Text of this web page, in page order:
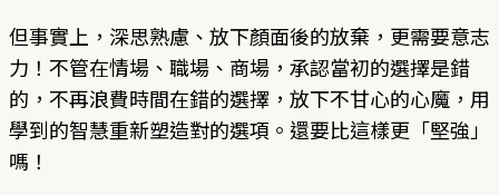
但事實上，深思熟慮、放下顏面後的放棄，更需要意志
力！不管在情場、職場、商場，承認當初的選擇是錯
的，不再浪費時間在錯的選擇，放下不甘心的心魔，用
學到的智慧重新塑造對的選項。還要比這樣更「堅強」
嗎！